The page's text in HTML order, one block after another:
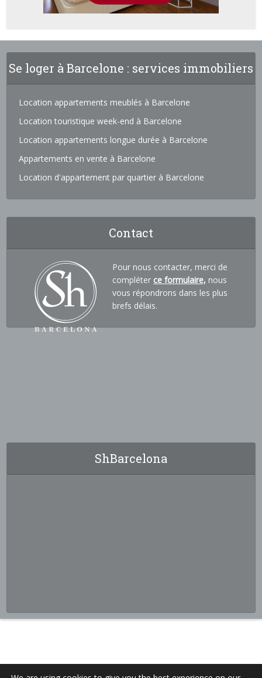
Se loger à Barcelone : services immobiliers
Location appartements meublés à Barcelone
Location touristique week-end à Barcelone
Location appartements longue durée à Barcelone
Appartements en vente à Barcelone
Location d'appartement par quartier à Barcelone
Contact
Pour nous contacter, merci de
compléter ce formulaire, nous
vous répondrons dans les plus
brefs délais.
ShBarcelona